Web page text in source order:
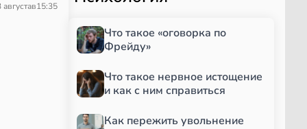
августав15:35
Что такое «оговорка по
Фрейду»
Что такое нервное истощение
и как с ним справиться
Как пережить увольнение